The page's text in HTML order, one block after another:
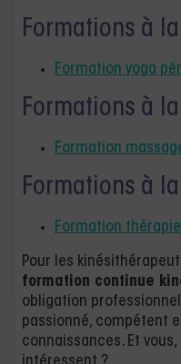
Formations à
Formation yoga
Formations à
Formation
Formations à
Formation
Pour les
formation continue
obligation
passionné, compétent
connaissances. Et